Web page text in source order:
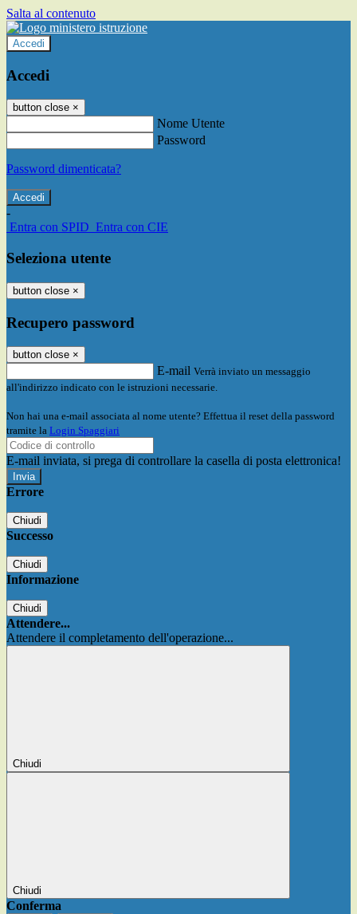
Salta al contenuto
Accedi
Accedi
button close ×
Nome Utente
Password
Password dimenticata?
-
Entra con SPID Entra con CIE
Seleziona utente
button close ×
Recupero password
button close ×
E-mail Verrà inviato un messaggio
all'indirizzo indicato con le istruzioni necessarie.
Non hai una e-mail associata al nome utente? Effettua il reset della password
tramite la Login Spaggiari
E-mail inviata, si prega di controllare la casella di posta elettronica!
Errore
Chiudi
Successo
Chiudi
Informazione
Chiudi
Attendere...
Attendere il completamento dell'operazione...
Chiudi
Chiudi
Conferma